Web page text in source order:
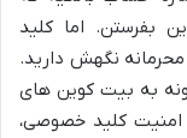
بفرستن. اما کلید
نگهش دارید.
به بیت کوین های
کلید خصوصی،